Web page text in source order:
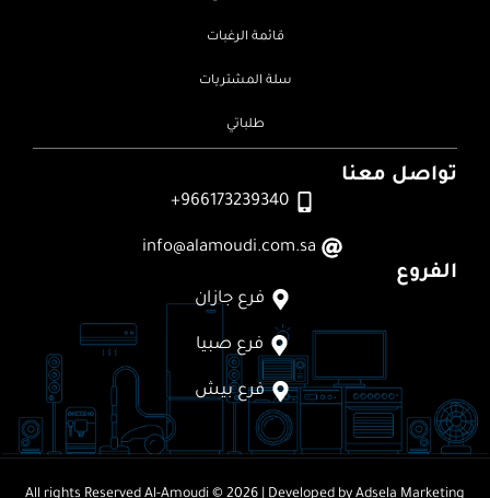
قائمة الرغبات
سلة المشتريات
طلباتي
تواصل معنا
966173239340+
info@alamoudi.com.sa
الفروع
فرع جازان
فرع صبيا
فرع بيش
All rights Reserved Al-Amoudi © 2026 | Developed by Adsela Marketing